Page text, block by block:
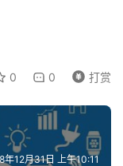
0 0 打赏
年12月31日 上午10:11